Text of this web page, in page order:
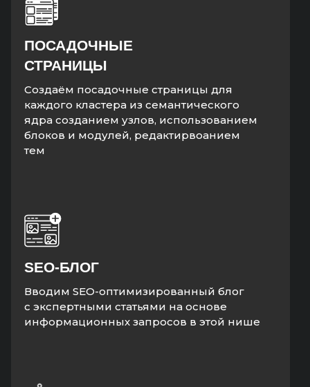
ПОСАДОЧНЫЕ
СТРАНИЦЫ
Создаём посадочные страницы для
каждого кластера из семантического
ядра созданием узлов, использованием
блоков и модулей, редактирвоанием
тем
SEO-БЛОГ
Вводим SEO-оптимизированный блог
с экспертными статьями на основе
информационных запросов в этой нише